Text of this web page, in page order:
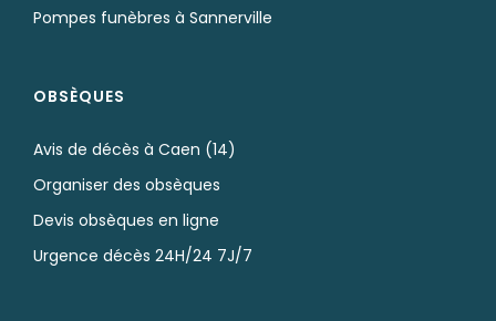
Pompes funèbres à Sannerville
OBSÈQUES
Avis de décès à Caen (14)
Organiser des obsèques
Devis obsèques en ligne
Urgence décès 24H/24 7J/7